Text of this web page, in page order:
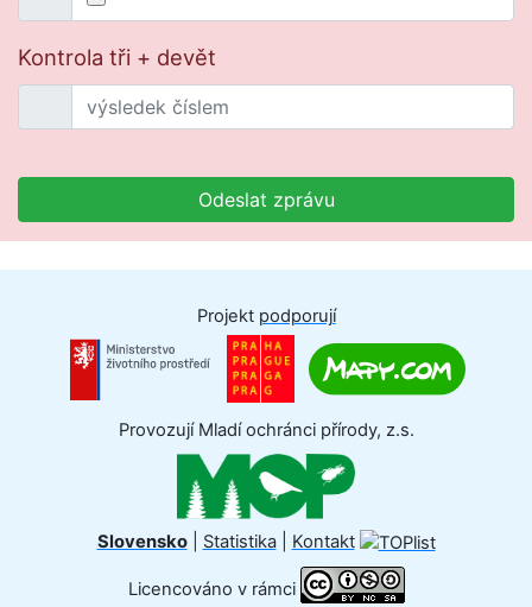
Kontrola tři + devět
Odeslat zprávu
Projekt podporují
Provozují Mladí ochránci přírody, z.s.
Slovensko| Statistika| Kontakt
Licencováno v rámci